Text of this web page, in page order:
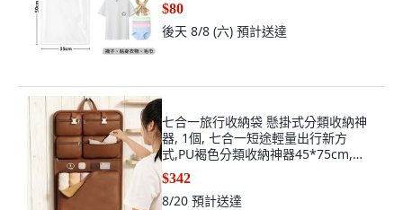
$80
後天 8/8 (六) 預計送達
七合一旅行收納袋 懸掛式分類收納神
器, 1個, 七合一短途輕量出行新方
式,PU褐色分類收納神器45*75cm,
N/A
$342
8/20 預計送達